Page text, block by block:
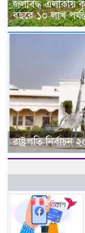
জলাবদ্ধ এলাকায়
বছরে ১০ লাখ
রাষ্ট্রপতি